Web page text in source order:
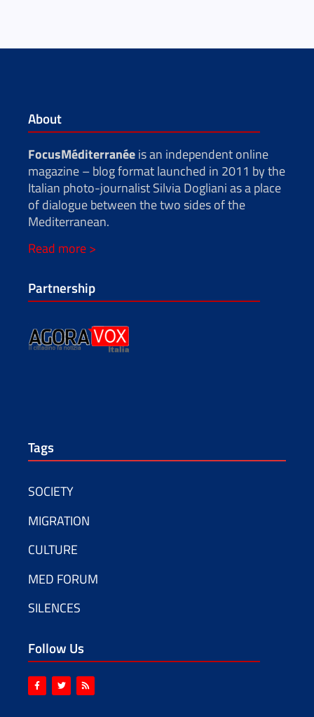
About
FocusMéditerranéeis an independent online
magazine – blog format launched in 2011 by the
Italian photo-journalist Silvia Dogliani as a place
of dialogue between the two sides of the
Mediterranean.
Read more >
Partnership
Tags
SOCIETY
MIGRATION
CULTURE
MED FORUM
SILENCES
Follow Us